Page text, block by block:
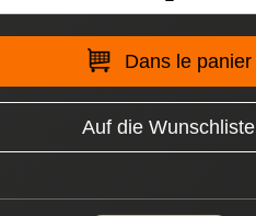
Dans le panier
Auf die Wunschliste